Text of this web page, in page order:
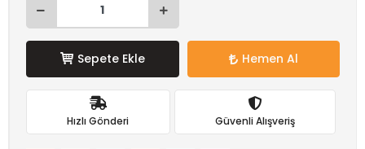
Sepete Ekle Hemen Al
Hızlı Gönderi Güvenli Alışveriş